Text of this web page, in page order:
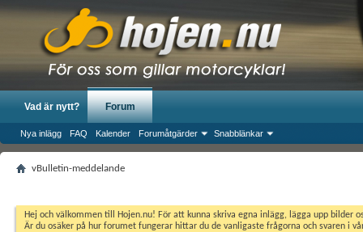
Vad är nytt? Forum
Nya inlägg FAQ Kalender Forumåtgärder Snabblänkar
vBulletin-meddelande
Hej och välkommen till Hojen.nu! För att kunna skriva egna inlägg, lägga upp
Är du osäker på hur forumet fungerar hittar du de vanligaste frågorna och svaren i